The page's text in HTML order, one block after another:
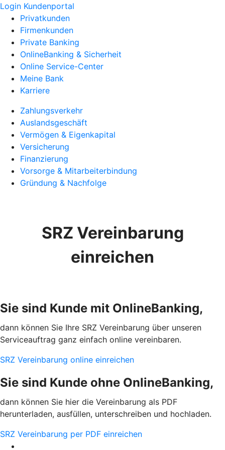
Login Kundenportal
Privatkunden
Firmenkunden
Private Banking
OnlineBanking & Sicherheit
Online Service-Center
Meine Bank
Karriere
Zahlungsverkehr
Auslandsgeschäft
Vermögen & Eigenkapital
Versicherung
Finanzierung
Vorsorge & Mitarbeiterbindung
Gründung & Nachfolge
SRZ Vereinbarung
einreichen
Sie sind Kunde mit OnlineBanking,
dann können Sie Ihre SRZ Vereinbarung über unseren
Serviceauftrag ganz einfach online vereinbaren.
SRZ Vereinbarung online einreichen
Sie sind Kunde ohne OnlineBanking,
dann können Sie hier die Vereinbarung als PDF
herunterladen, ausfüllen, unterschreiben und hochladen.
SRZ Vereinbarung per PDF einreichen